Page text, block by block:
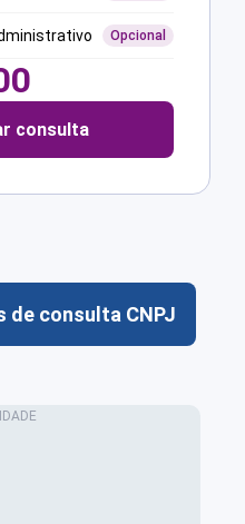
Opcional
consulta
de consulta CNPJ